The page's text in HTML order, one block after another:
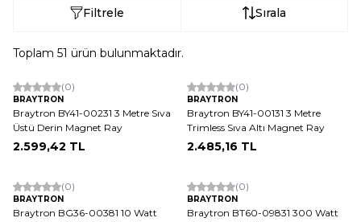
Filtrele Sırala
Toplam 51 ürün bulunmaktadır.
(0)
BRAYTRON
Braytron BY41-00231 3 Metre Sıva
Üstü Derin Magnet Ray
2.599,42 TL
(0)
BRAYTRON
Braytron BY41-00131 3 Metre
Trimless Sıva Altı Magnet Ray
2.485,16 TL
(0)
BRAYTRON
Braytron BG36-00381 10 Watt
(0)
BRAYTRON
Braytron BT60-09831 300 Watt